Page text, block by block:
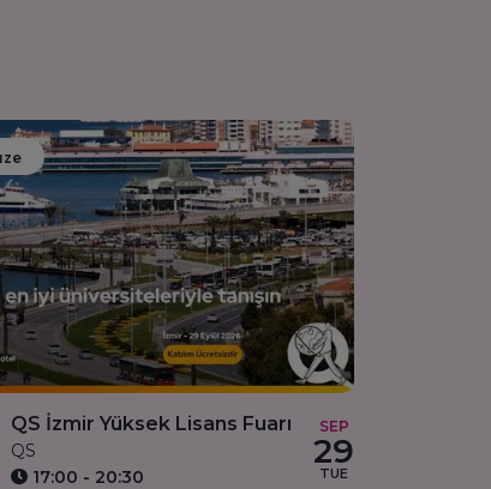
QS İzmir Yüksek Lisans Fuarı
QS
17:00 - 20:30
SEP
29
TUE